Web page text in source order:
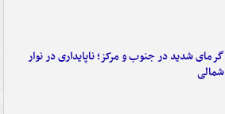
گرمای شدید در جنوب و مرکز؛ ناپایداری در نوار
شمالی